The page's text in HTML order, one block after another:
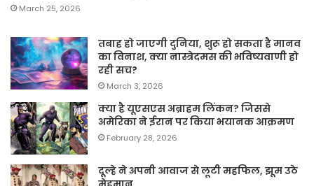
March 25, 2026
तबाह हो जाएगी दुनिया, शुरू हो सकता है मानव
का विनाश, क्या नास्त्रेदमस की भविष्यवाणी हो
रही सच?
March 3, 2026
क्या है यूएसएस अब्राहम लिंकन? जिससे
अमेरिका ने ईरान पर किया भयानक आक्रमण
February 28, 2026
दूल्हे ने अपनी आवाज से लूटी महफिल, झूम उठे